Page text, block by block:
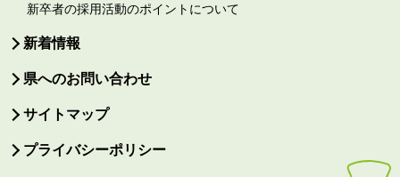
新卒者の採用活動のポイントについて
新着情報
県へのお問い合わせ
サイトマップ
プライバシーポリシー